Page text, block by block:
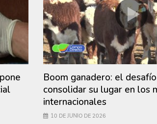
Boom ganadero: el
consolidar su lugar en los
internacionales
10 DE JUNIO DE 2026